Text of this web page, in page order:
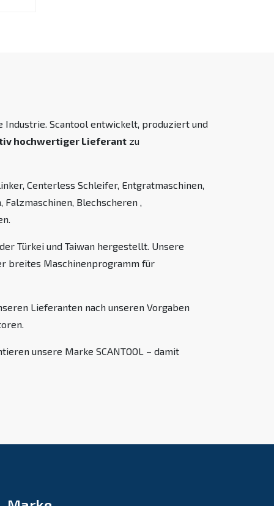
Scantool entwickelt, produziert und
hochwertiger Lieferant zu
Centerless Schleifer, Entgratmaschinen,
Blechscheren ,
Türkei und Taiwan hergestellt. Unsere
breites Maschinenprogramm für
Lieferanten nach unseren Vorgaben
unsere Marke SCANTOOL – damit